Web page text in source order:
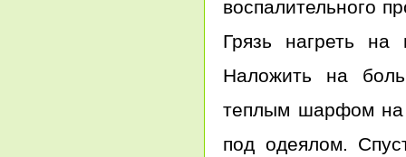
воспалительного
Грязь нагреть
Наложить на
теплым шарфом на
под одеялом.